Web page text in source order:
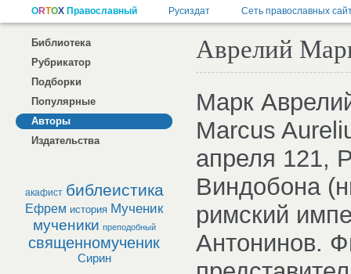
Библиотека
Рубрикатор
Подборки
Популярные
Авторы
Издательства
акафист библеистика
Ефрем история Мученик
мученики преподобный
священномученик
Сирин
Аврелий
Марк
Marcus
апреля 121,
Виндобона
римский
Антонинов.